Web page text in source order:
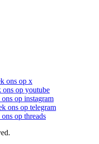
ons op x
ons op youtube
op instagram
ons op telegram
op threads